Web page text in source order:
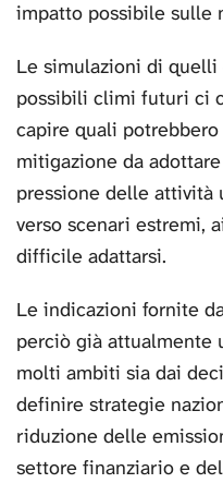
impatto possibile sulle
Le simulazioni di
possibili climi futuri ci
capire quali
mitigazione da
pressione delle attività
verso scenari estremi,
difficile adattarsi.
Le indicazioni fornite
perciò già attualmente
molti ambiti sia dai
definire strategie
riduzione delle
settore finanziario e